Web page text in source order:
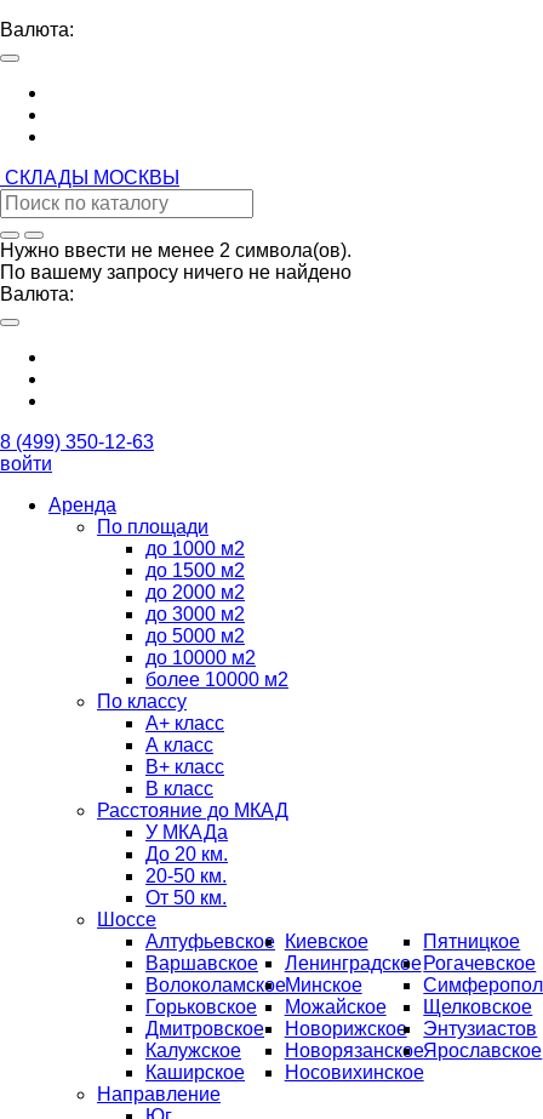
Валюта:
СКЛАДЫ МОСКВЫ
Нужно ввести не менее 2 символа(ов).
По вашему запросу ничего не найдено
Валюта:
8 (499) 350-12-63
войти
Аренда
По площади
до 1000 м2
до 1500 м2
до 2000 м2
до 3000 м2
до 5000 м2
до 10000 м2
более 10000 м2
По классу
А+ класс
А класс
B+ класс
В класс
Расстояние до МКАД
У МКАДа
До 20 км.
20-50 км.
От 50 км.
Шоссе
Алтуфьевское
Варшавское
Волоколамское
Горьковское
Дмитровское
Калужское
Каширское
Киевское
Ленинградское
Минское
Можайское
Новорижское
Новорязанское
Носовихинское
Пятницкое
Рогачевское
Щелковское
Энтузиастов
Ярославское
Направление